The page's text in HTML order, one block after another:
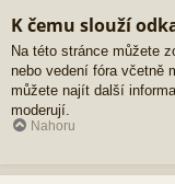
K čemu slouží
Na této stránce můžete
nebo vedení fóra včetně
můžete najít další
moderují.
Nahoru